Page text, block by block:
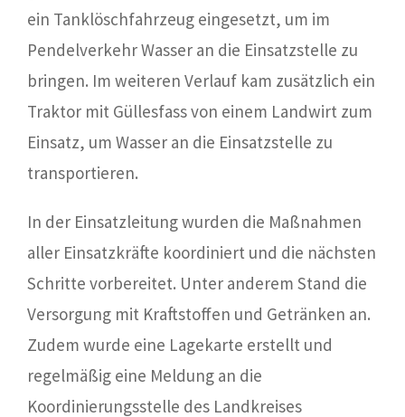
ein Tanklöschfahrzeug eingesetzt, um im
Pendelverkehr Wasser an die Einsatzstelle zu
bringen. Im weiteren Verlauf kam zusätzlich ein
Traktor mit Güllesfass von einem Landwirt zum
Einsatz, um Wasser an die Einsatzstelle zu
transportieren.
In der Einsatzleitung wurden die Maßnahmen
aller Einsatzkräfte koordiniert und die nächsten
Schritte vorbereitet. Unter anderem Stand die
Versorgung mit Kraftstoffen und Getränken an.
Zudem wurde eine Lagekarte erstellt und
regelmäßig eine Meldung an die
Koordinierungsstelle des Landkreises